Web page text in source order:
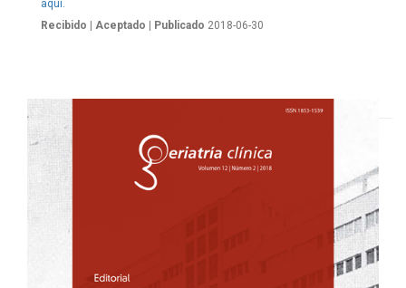
aquí.
Recibido
| Aceptado | Publicado 2018-06-30